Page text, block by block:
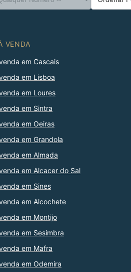
VENDA
em Cascais
em Lisboa
em Loures
em Sintra
em Oeiras
em Grandola
em Almada
em Alcacer do Sal
em Sines
em Alcochete
em Montijo
em Sesimbra
em Mafra
em Odemira